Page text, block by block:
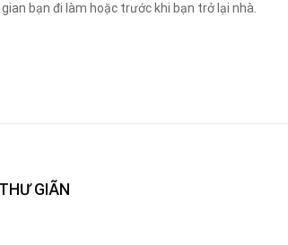
bạn đi làm hoặc trước khi bạn trở lại nhà.
GIÃN